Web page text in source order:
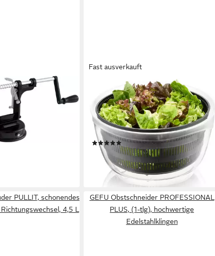
(1-tlg), 3-in-1
kompakt.
bei dir
Fast ausverkauft
Salatschleuder 4-IN-1, Schleuder für
Salat aus Kunststoff, inkl.
Frischhaltedeckel, die Schüssel kann
zum Servieren verwendet werden
(2)
32,95 € UVP42,90 €
-23%
lieferbar - in 3-5 Werktagen bei dir
PULLIT, schonendes
4,5 L
GEFU Obstschneider PROFESSIONAL
PLUS, (1-tlg), hochwertige
Edelstahlklingen